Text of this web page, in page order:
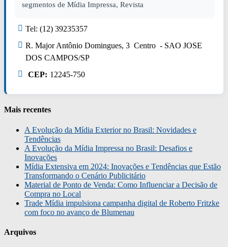
segmentos de Mídia Impressa, Revista
Tel: (12) 39235357
R. Major Antônio Domingues, 3 Centro - SAO JOSE
DOS CAMPOS/SP
CEP: 12245-750
Mais recentes
A Evolução da Mídia Exterior no Brasil: Novidades e
Tendências
A Evolução da Mídia Impressa no Brasil: Desafios e
Inovações
Mídia Extensiva em 2024: Inovações e Tendências que Estão
Transformando o Cenário Publicitário
Material de Ponto de Venda: Como Influenciar a Decisão de
Compra no Local
Trade Mídia impulsiona campanha digital de Roberto Fritzke
com foco no avanço de Blumenau
Arquivos